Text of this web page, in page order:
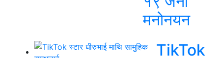
मनोनयन
TikTok